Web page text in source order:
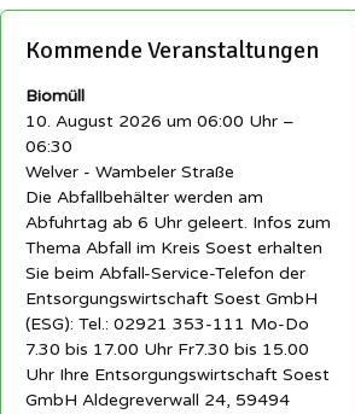
Kommende Veranstaltungen
Biomüll
10. August 2026 um 06:00 Uhr –
06:30
Welver - Wambeler Straße
Die Abfallbehälter werden am
Abfuhrtag ab 6 Uhr geleert. Infos zum
Thema Abfall im Kreis Soest erhalten
Sie beim Abfall-Service-Telefon der
Entsorgungswirtschaft Soest GmbH
(ESG): Tel.: 02921 353-111 Mo-Do
7.30 bis 17.00 Uhr Fr7.30 bis 15.00
Uhr Ihre Entsorgungswirtschaft Soest
GmbH Aldegreverwall 24, 59494